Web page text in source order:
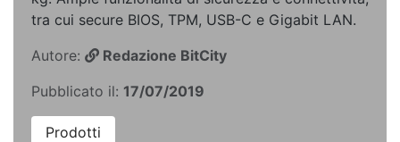
tra cui secure BIOS, TPM, USB-C e Gigabit LAN.
Autore:
Redazione BitCity
Pubblicato il: 17/07/2019
Prodotti